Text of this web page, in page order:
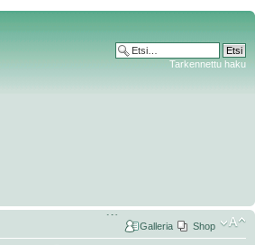
Tarkennettu haku
Shop
Galleria